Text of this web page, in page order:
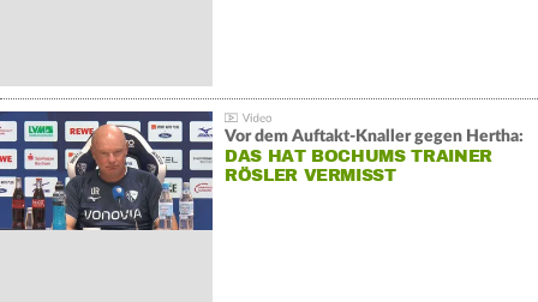
Vor dem Auftakt-Knaller gegen Hertha:
DAS HAT BOCHUMS TRAINER
RÖSLER VERMISST